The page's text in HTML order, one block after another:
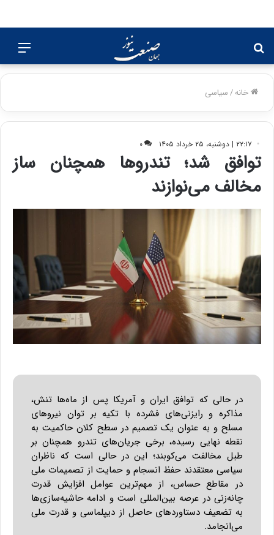
برای
خانه/سیاسی
۲۲:۱۷ | دوشنبه، ۲۵ خرداد ۱۴۰۵ ۰
توافق شد؛ تندروها همچنان ساز
مخالف می‌نوازند
در حالی که توافق ایران و آمریکا پس از ماه‌ها تنش،
مذاکره و رایزنی‌های فشرده با تکیه بر توان نیروهای
مسلح و به عنوان یک تصمیم در سطح کلان حاکمیت به
نقطه نهایی رسیده، برخی جریان‌های تندرو همچنان بر
طبل مخالفت می‌کوبند؛ این در حالی است که ناظران
سیاسی معتقدند حفظ انسجام و حمایت از تصمیمات ملی
در مقاطع حساس، از مهم‌ترین عوامل افزایش قدرت
چانه‌زنی در عرصه بین‌المللی است و ادامه حاشیه‌سازی‌ها
به تضعیف دستاوردهای حاصل از دیپلماسی و قدرت ملی
می‌انجامد.